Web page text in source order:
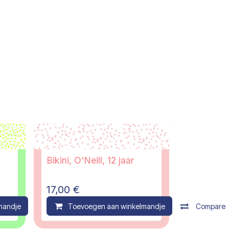
Compare
Bikini, O'Neill, 12 jaar
17,00 €
Toevoegen aan winkelmandje Compare